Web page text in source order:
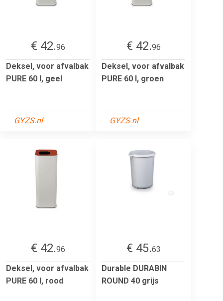
€ 42.96
Deksel, voor afvalbak
PURE 60 l, geel
GYZS.nl
€ 42.96
Deksel, voor afvalbak
PURE 60 l, groen
GYZS.nl
€ 42.96
Deksel, voor afvalbak
PURE 60 l, rood
€ 45.63
Durable DURABIN
ROUND 40 grijs